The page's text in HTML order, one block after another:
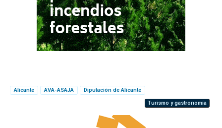
Alicante AVA-ASAJA
Diputación de Alicante
Turismo y gastronomía